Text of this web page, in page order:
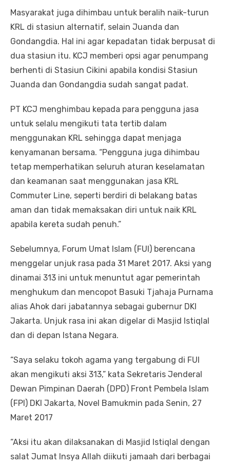
Masyarakat juga dihimbau untuk beralih naik-turun
KRL di stasiun alternatif, selain Juanda dan
Gondangdia. Hal ini agar kepadatan tidak berpusat di
dua stasiun itu. KCJ memberi opsi agar penumpang
berhenti di Stasiun Cikini apabila kondisi Stasiun
Juanda dan Gondangdia sudah sangat padat.
PT KCJ menghimbau kepada para pengguna jasa
untuk selalu mengikuti tata tertib dalam
menggunakan KRL sehingga dapat menjaga
kenyamanan bersama. “Pengguna juga dihimbau
tetap memperhatikan seluruh aturan keselamatan
dan keamanan saat menggunakan jasa KRL
Commuter Line, seperti berdiri di belakang batas
aman dan tidak memaksakan diri untuk naik KRL
apabila kereta sudah penuh.”
Sebelumnya, Forum Umat Islam (FUI) berencana
menggelar unjuk rasa pada 31 Maret 2017. Aksi yang
dinamai 313 ini untuk menuntut agar pemerintah
menghukum dan mencopot Basuki Tjahaja Purnama
alias Ahok dari jabatannya sebagai gubernur DKI
Jakarta. Unjuk rasa ini akan digelar di Masjid Istiqlal
dan di depan Istana Negara.
“Saya selaku tokoh agama yang tergabung di FUI
akan mengikuti aksi 313,” kata Sekretaris Jenderal
Dewan Pimpinan Daerah (DPD) Front Pembela Islam
(FPI) DKI Jakarta, Novel Bamukmin pada Senin, 27
Maret 2017
“Aksi itu akan dilaksanakan di Masjid Istiqlal dengan
salat Jumat Insya Allah diikuti jamaah dari berbagai